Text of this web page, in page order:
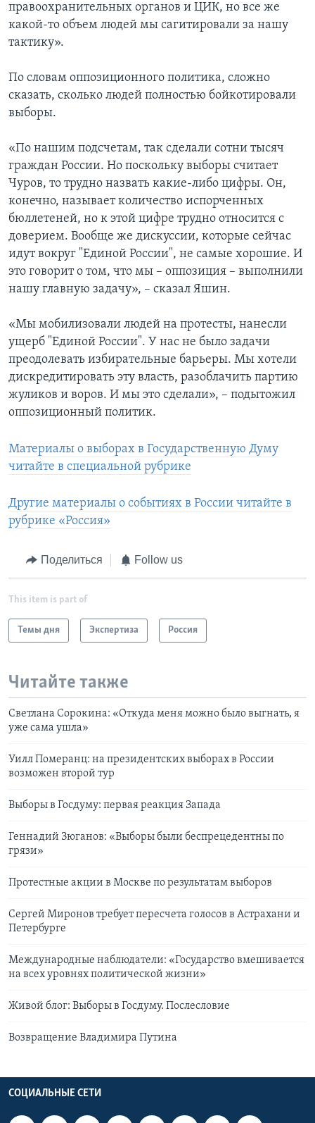
правоохранительных органов и ЦИК, но все же
какой-то объем людей мы сагитировали за нашу
тактику».
По словам оппозиционного политика, сложно
сказать, сколько людей полностью бойкотировали
выборы.
«По нашим подсчетам, так сделали сотни тысяч
граждан России. Но поскольку выборы считает
Чуров, то трудно назвать какие-либо цифры. Он,
конечно, называет количество испорченных
бюллетеней, но к этой цифре трудно относится с
доверием. Вообще же дискуссии, которые сейчас
идут вокруг "Единой России", не самые хорошие. И
это говорит о том, что мы – оппозиция – выполнили
нашу главную задачу», – сказал Яшин.
«Мы мобилизовали людей на протесты, нанесли
ущерб "Единой России". У нас не было задачи
преодолевать избирательные барьеры. Мы хотели
дискредитировать эту власть, разоблачить партию
жуликов и воров. И мы это сделали», – подытожил
оппозиционный политик.
Материалы о выборах в Государственную Думу
читайте в специальной рубрике
Другие материалы о событиях в России читайте в
рубрике «Россия»
Поделиться Follow us
This item is part of
Темы дня Экспертиза Россия
Читайте также
Светлана Сорокина: «Откуда меня можно было выгнать, я
уже сама ушла»
Уилл Померанц: на президентских выборах в России
возможен второй тур
Выборы в Госдуму: первая реакция Запада
Геннадий Зюганов: «Выборы были беспрецедентны по
грязи»
Протестные акции в Москве по результатам выборов
Сергей Миронов требует пересчета голосов в Астрахани и
Петербурге
Международные наблюдатели: «Государство вмешивается
на всех уровнях политической жизни»
Живой блог: Выборы в Госдуму. Послесловие
Возвращение Владимира Путина
СОЦИАЛЬНЫЕ СЕТИ